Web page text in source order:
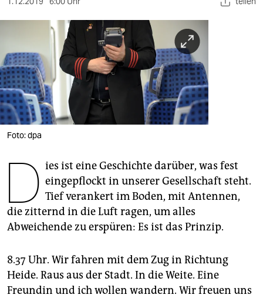
nord
wahrheit
verlag
verlag
veranstaltungen
shop
fragen & hilfe
unterstützen
abo
genossenschaft
epaper login
Foto: dpa
D ies ist eine Geschichte darüber, was fest
eingepflockt in unserer Gesellschaft steht.
Tief verankert im Boden, mit Antennen,
die zitternd in die Luft ragen, um alles
Abweichende zu erspüren: Es ist das Prinzip.
8.37 Uhr. Wir fahren mit dem Zug in Richtung
Heide. Raus aus der Stadt. In die Weite. Eine
Freundin und ich wollen wandern. Wir freuen uns